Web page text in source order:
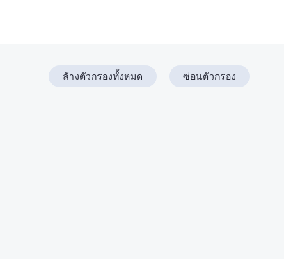
ล้างตัวกรองทั้งหมด ซ่อนตัวกรอง